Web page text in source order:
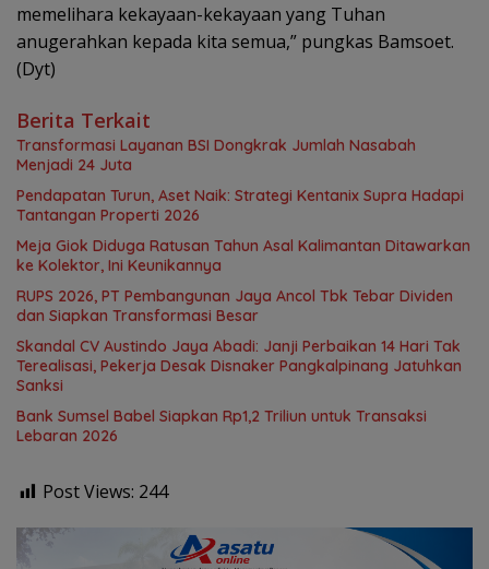
memelihara kekayaan-kekayaan yang Tuhan
anugerahkan kepada kita semua,” pungkas Bamsoet.
(Dyt)
Berita Terkait
Transformasi Layanan BSI Dongkrak Jumlah Nasabah
Menjadi 24 Juta
Pendapatan Turun, Aset Naik: Strategi Kentanix Supra Hadapi
Tantangan Properti 2026
Meja Giok Diduga Ratusan Tahun Asal Kalimantan Ditawarkan
RUPS 2026, PT Pembangunan Jaya Ancol Tbk Tebar Dividen
dan Siapkan Transformasi Besar
Skandal CV Austindo Jaya Abadi: Janji Perbaikan 14 Hari Tak
Terealisasi, Pekerja Desak Disnaker Pangkalpinang Jatuhkan
Sanksi
Bank Sumsel Babel Siapkan Rp1,2 Triliun untuk Transaksi
Lebaran 2026
Post Views: 244